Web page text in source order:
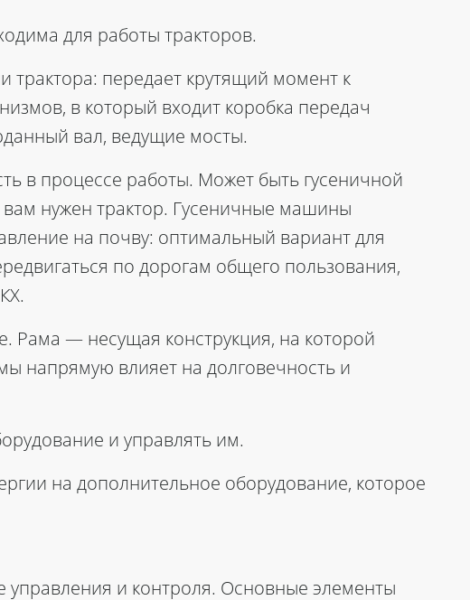
для работы тракторов.
трактора: передает крутящий момент к
в который входит коробка передач
вал, ведущие мосты.
в процессе работы. Может быть гусеничной
вам нужен трактор. Гусеничные машины
на почву: оптимальный вариант для
по дорогам общего пользования,
Рама — несущая конструкция, на которой
напрямую влияет на долговечность и
и управлять им.
на дополнительное оборудование, которое
управления и контроля. Основные элементы